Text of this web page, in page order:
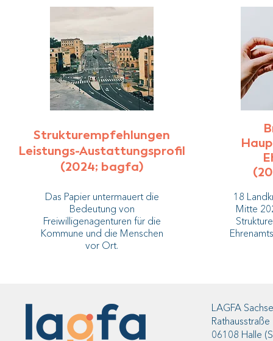
Strukturempfehlungen
Leistungs-Austattungsprofil
(2024; bagfa)
​Das Papier untermauert die
Bedeutung von
Freiwilligenagenturen für die
Kommune und die Menschen
vor Ort.
18
Mitte
LAGFA
Rathausstraße
06108 Halle